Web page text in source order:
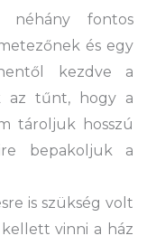
néhány fontos
és egy
kezdve a
az tűnt, hogy a
tároljuk hosszú
bepakoljuk a
is szükség volt
vinni a ház